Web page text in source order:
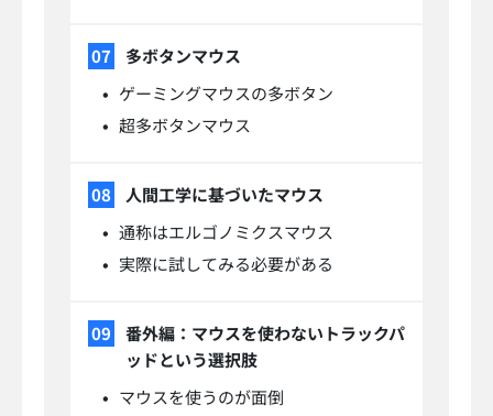
多ボタンマウス
ゲーミングマウスの多ボタン
超多ボタンマウス
人間工学に基づいたマウス
通称はエルゴノミクスマウス
実際に試してみる必要がある
番外編：マウスを使わないトラックパ
ッドという選択肢
マウスを使うのが面倒